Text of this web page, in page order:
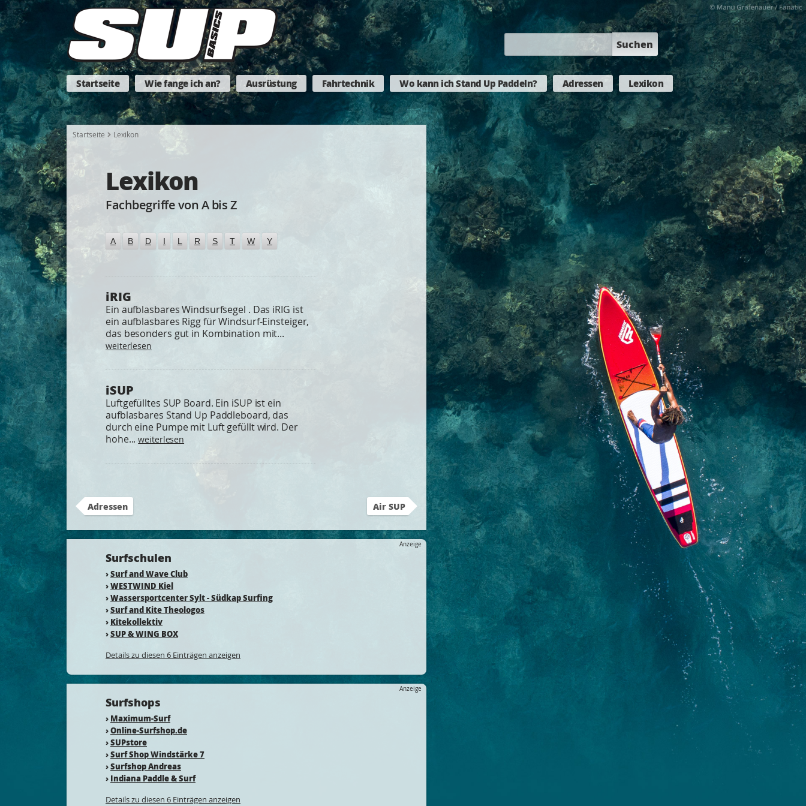
Suchen
Startseite Wie fange ich an? Ausrüstung Fahrtechnik Wo kann ich Stand Up Paddeln? Adressen Lexikon
Startseite Lexikon
Lexikon
Fachbegriffe von A bis Z
A B D I L R S T W Y
iRIG
Ein aufblasbares Windsurfsegel . Das iRIG ist
ein aufblasbares Rigg für Windsurf-Einsteiger,
das besonders gut in Kombination mit...
weiterlesen
iSUP
Luftgefülltes SUP Board. Ein iSUP ist ein
aufblasbares Stand Up Paddleboard, das
durch eine Pumpe mit Luft gefüllt wird. Der
hohe...weiterlesen
Adressen Air SUP
Anzeige
Surfschulen
›Surf and Wave Club
›WESTWIND Kiel
›Wassersportcenter Sylt - Südkap Surfing
›Surf and Kite Theologos
› Kitekollektiv
›SUP & WING BOX
Details zu diesen 6 Einträgen anzeigen
Anzeige
Surfshops
› Maximum-Surf
›Online-Surfshop.de
›SUPstore
›Surf Shop Windstärke 7
›Surfshop Andreas
› Indiana Paddle & Surf
Details zu diesen 6 Einträgen anzeigen